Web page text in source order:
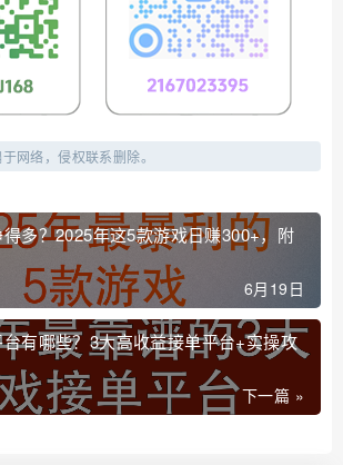
网络，侵权联系删除。
多？2025年这5款游戏日赚300+，附
6月19日
有哪些？3大高收益接单平台+实操攻
下一篇 »